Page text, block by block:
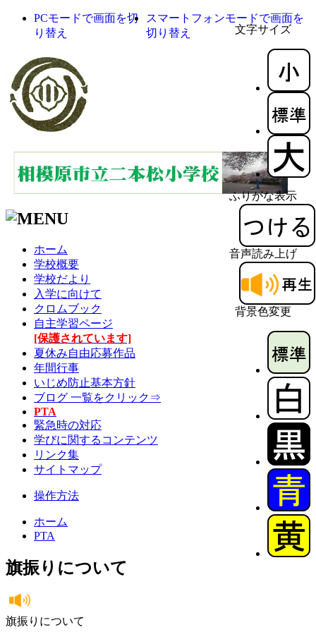
文字サイズ
ふりがな表示
音声読み上げ
背景色変更
PCモードで画面を切
り替え
スマートフォンモードで画面を
切り替え
ホーム
学校概要
学校だより
入学に向けて
クロムブック
自主学習ページ
[保護されています]
夏休み自由応募作品
年間行事
いじめ防止基本方針
ブログ 一覧をクリック⇒
PTA
緊急時の対応
学びに関するコンテンツ
リンク集
サイトマップ
操作方法
ホーム
PTA
旗振りについて
旗振りについて